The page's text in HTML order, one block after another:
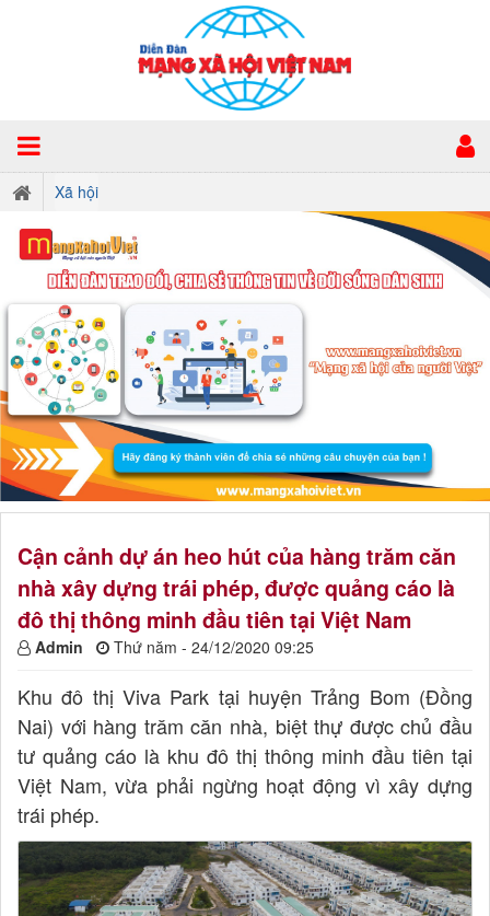
Xã hội
Cận cảnh dự án heo hút của hàng trăm căn
nhà xây dựng trái phép, được quảng cáo là
đô thị thông minh đầu tiên tại Việt Nam
Admin Thứ năm - 24/12/2020 09:25
Khu đô thị Viva Park tại huyện Trảng Bom (Đồng
Nai) với hàng trăm căn nhà, biệt thự được chủ đầu
tư quảng cáo là khu đô thị thông minh đầu tiên tại
Việt Nam, vừa phải ngừng hoạt động vì xây dựng
trái phép.